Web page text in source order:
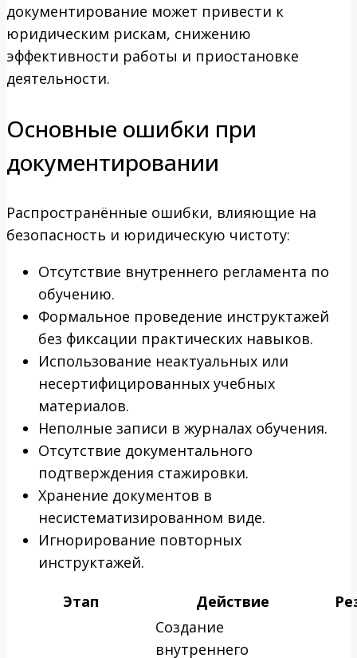
документирование может привести к
юридическим рискам, снижению
эффективности работы и приостановке
деятельности.
Основные ошибки при
документировании
Распространённые ошибки, влияющие на
безопасность и юридическую чистоту:
Отсутствие внутреннего регламента по
обучению.
Формальное проведение инструктажей
без фиксации практических навыков.
Использование неактуальных или
несертифицированных учебных
материалов.
Неполные записи в журналах обучения.
Отсутствие документального
подтверждения стажировки.
Хранение документов в
несистематизированном виде.
Игнорирование повторных
инструктажей.
Этап Действие
Создание
внутреннего